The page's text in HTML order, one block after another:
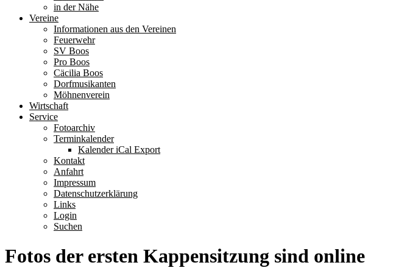
in der Nähe
Vereine
Informationen aus den Vereinen
Feuerwehr
SV Boos
Pro Boos
Cäcilia Boos
Dorfmusikanten
Möhnenverein
Wirtschaft
Service
Fotoarchiv
Terminkalender
Kalender iCal Export
Kontakt
Anfahrt
Impressum
Datenschutzerklärung
Links
Login
Suchen
Fotos der ersten Kappensitzung sind online